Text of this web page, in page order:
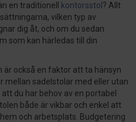
en traditionell
kontorsstol ? Allt
vilken typ av
dig åt, och om du sedan
som kan härledas till din
är också en faktor att ta hänsyn
mellan sadelstolar med eller utan
du har behov av en portabel
både är vikbar och enkel att
och arbetsplats. Budgetering